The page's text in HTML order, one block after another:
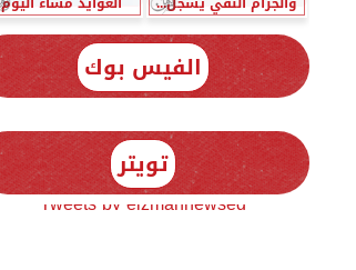
الفيس بوك
تويتر
Tweets by elzmannewseg